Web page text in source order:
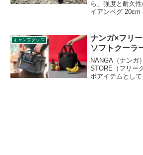
ら、強度と耐久
イアンペグ 20cm
ビューします。
キャンプグッズ
ナンガ×フリ
ソフトクーラ
NANGA（ナンガ
STORE（フリー
ボアイテムとして